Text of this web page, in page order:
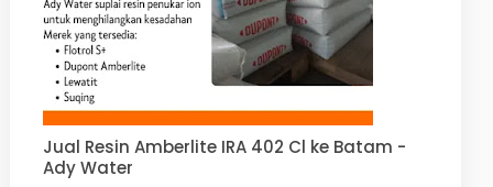
Jual Resin Amberlite IRA 402 Cl ke Batam -
Ady Water